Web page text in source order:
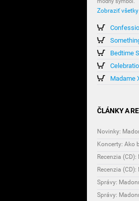
Zobraziť
Bedtime
Madame
ČLÁNKY A
Novinky:
Koncerty: Ako
Recenzia
Recenzia
Správy:
Správy: